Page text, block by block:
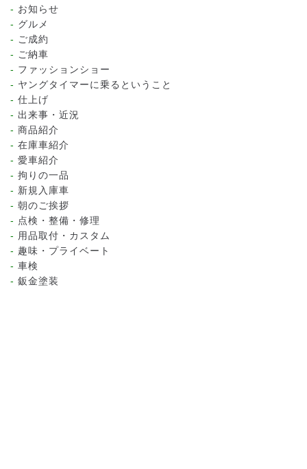
お知らせ
グルメ
ご成約
ご納車
ファッションショー
ヤングタイマーに乗るということ
仕上げ
出来事・近況
商品紹介
在庫車紹介
愛車紹介
拘りの一品
新規入庫車
朝のご挨拶
点検・整備・修理
用品取付・カスタム
趣味・プライベート
車検
鈑金塗装